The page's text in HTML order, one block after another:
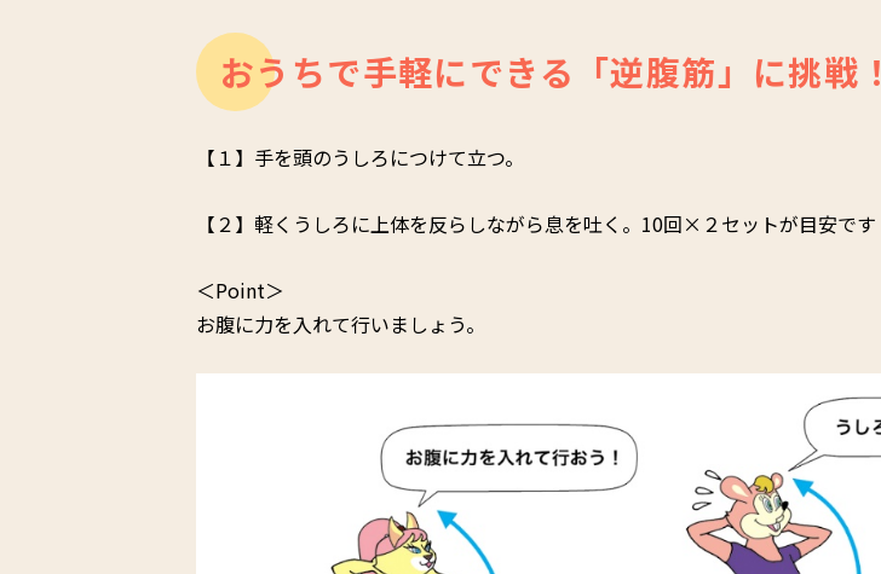
おうちで手軽にできる「逆腹筋」に挑戦！
【１】手を頭のうしろにつけて立つ。
【２】軽くうしろに上体を反らしながら息を吐く。10回×２セットが目安です
＜Point＞
お腹に力を入れて行いましょう。